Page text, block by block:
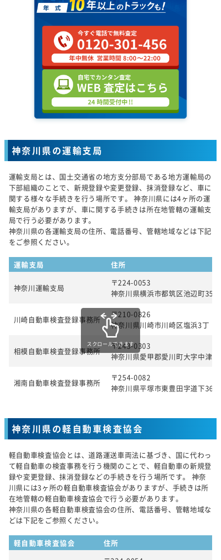
神奈川県の運輸支局
運輸支局とは、国土交通省の地方支分部局である地方運輸局の
下部組織のことで、新規登録や変更登録、抹消登録など、車に
関する様々な手続きを行う場所です。 神奈川県には4ヶ所の運
輸支局がありますが、車に関する手続きは所在地管轄の運輸支
局で行う必要があります。
神奈川県の各運輸支局の住所、電話番号、管轄地域などは下記
をご参照ください。
運輸支局 住所
神奈川運輸支局
〒224-0053
神奈川県横浜市都筑区池辺町
川崎自動車検査登録事務所
〒210-0826
神奈川県川崎市川崎区塩浜3丁
相模自動車検査登録事務所
〒243-0303
神奈川県愛甲郡愛川町大字中津
湘南自動車検査登録事務所
〒254-0082
神奈川県平塚市東豊田字道下369
スクロールできます
神奈川県の軽自動車検査協会
軽自動車検査協会とは、道路運送車両法に基づき、国に代わっ
て軽自動車の検査事務を行う機関のことで、軽自動車の新規登
録や変更登録、抹消登録などの手続きを行う場所です。 神奈
川県には3ヶ所の軽自動車検査協会がありますが、手続きは所
在地管轄の軽自動車検査協会で行う必要があります。
神奈川県の各軽自動車検査協会の住所、電話番号、管轄地域な
どは下記をご参照ください。
軽自動車検査協会 住所